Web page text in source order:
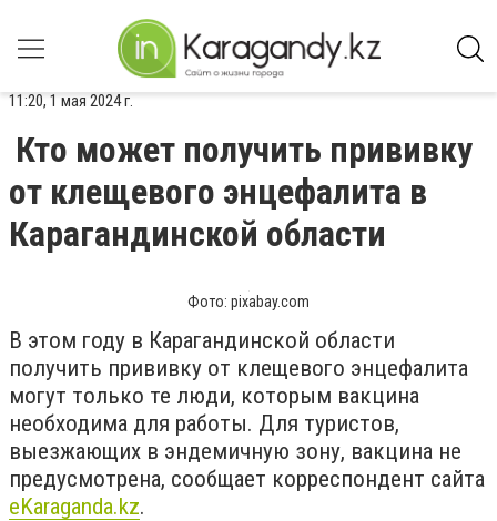
11:20, 1 мая 2024 г.
Кто может получить прививку
от клещевого энцефалита в
Карагандинской области
Фото: pixabay.com
В этом году в Карагандинской области
получить прививку от клещевого энцефалита
могут только те люди, которым вакцина
необходима для работы. Для туристов,
выезжающих в эндемичную зону, вакцина не
предусмотрена, сообщает корреспондент сайта
eKaraganda.kz.